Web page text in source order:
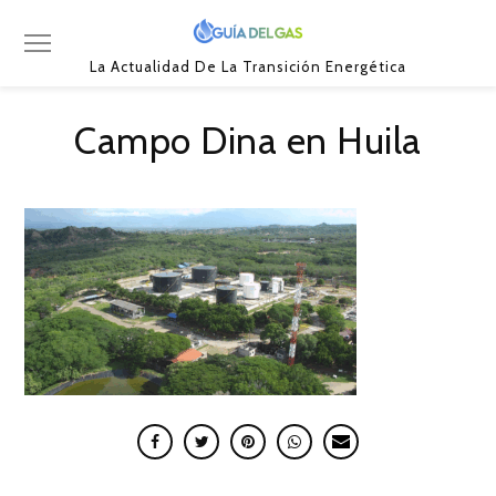
La Actualidad De La Transición Energética
Campo Dina en Huila